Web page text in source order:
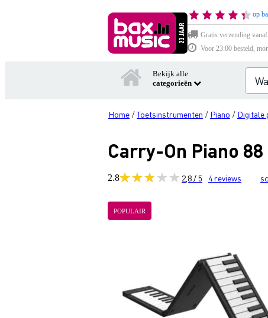
op
Gratis verzending
Voor 23:00 besteld,
Bekijk alle
categorieën
Home /Toetsinstrumenten / Piano / Digitale
Carry-On Piano
2.8 2,8 / 5 4reviews
POPULAIR